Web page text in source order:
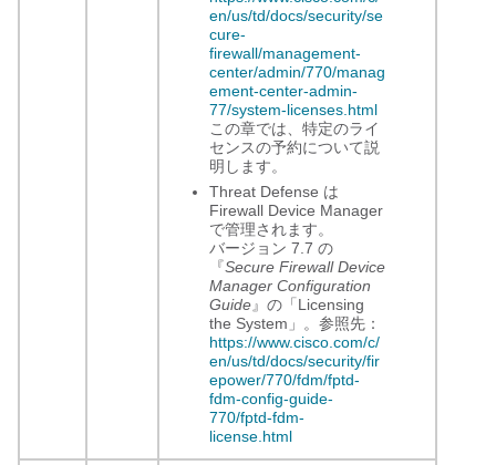
en/us/td/docs/security/se
cure-
firewall/management-
center/admin/770/manag
ement-center-admin-
77/system-licenses.html
この章では、特定のライ
センスの予約について説
明します。
Threat Defense は
Firewall Device Manager
で管理されます。
バージョン 7.7 の
『Secure Firewall Device
Manager Configuration
Guide』の「Licensing
the System」。参照先：
https://www.cisco.com/c/
en/us/td/docs/security/fir
epower/770/fdm/fptd-
fdm-config-guide-
770/fptd-fdm-
license.html